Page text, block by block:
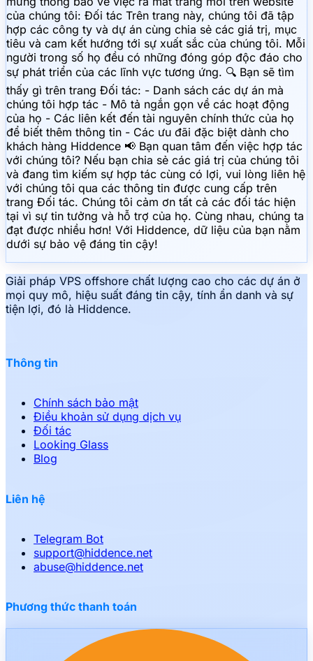
của chúng tôi: Đối tác Trên trang này, chúng tôi đã tập
hợp các công ty và dự án cùng chia sẻ các giá trị, mục
tiêu và cam kết hướng tới sự xuất sắc của chúng tôi. Mỗi
người trong số họ đều có những đóng góp độc đáo cho
sự phát triển của các lĩnh vực tương ứng. 🔍 Bạn sẽ tìm
thấy gì trên trang Đối tác: - Danh sách các dự án mà
chúng tôi hợp tác - Mô tả ngắn gọn về các hoạt động
của họ - Các liên kết đến tài nguyên chính thức của họ
để biết thêm thông tin - Các ưu đãi đặc biệt dành cho
khách hàng Hiddence 📢 Bạn quan tâm đến việc hợp tác
với chúng tôi? Nếu bạn chia sẻ các giá trị của chúng tôi
và đang tìm kiếm sự hợp tác cùng có lợi, vui lòng liên hệ
với chúng tôi qua các thông tin được cung cấp trên
trang Đối tác. Chúng tôi cảm ơn tất cả các đối tác hiện
tại vì sự tin tưởng và hỗ trợ của họ. Cùng nhau, chúng ta
đạt được nhiều hơn! Với Hiddence, dữ liệu của bạn nằm
dưới sự bảo vệ đáng tin cậy!
Giải pháp VPS offshore chất lượng cao cho các dự án ở
mọi quy mô, hiệu suất đáng tin cậy, tính ẩn danh và sự
tiện lợi, đó là Hiddence.
Thông tin
Chính sách bảo mật
Điều khoản sử dụng dịch vụ
Đối tác
Looking Glass
Blog
Liên hệ
Telegram Bot
support@hiddence.net
abuse@hiddence.net
Phương thức thanh toán